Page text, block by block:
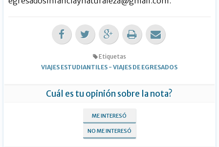
Etiquetas
VIAJES ESTUDIANTILES -VIAJES DE EGRESADOS
Cuál es tu opinión sobre la nota?
ME INTERESÓ
NO ME INTERESÓ